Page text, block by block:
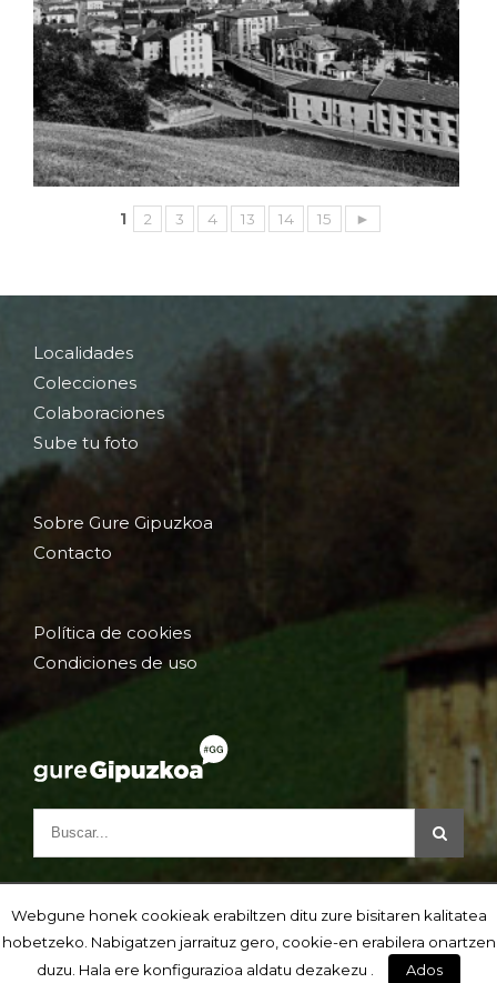
1 2 3 4 13 14 15 ►
Localidades
Colecciones
Colaboraciones
Sube tu foto
Sobre Gure Gipuzkoa
Contacto
Política de cookies
Condiciones de uso
Webgune honek cookieak erabiltzen ditu zure bisitaren kalitatea
hobetzeko. Nabigatzen jarraituz gero, cookie-en erabilera onartzen
duzu. Hala ere konfigurazioa aldatu dezakezu .
Ados